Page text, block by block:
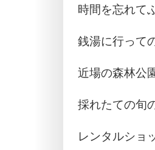
時間を忘れて
銭湯に行って
近場の森林公
採れたての旬
レンタルショ